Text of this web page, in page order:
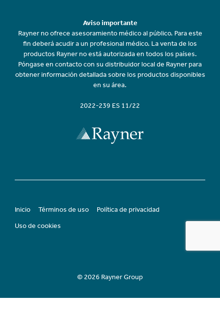
Aviso importante
Rayner no ofrece asesoramiento médico al público. Para este
fin deberá acudir a un profesional médico. La venta de los
productos Rayner no está autorizada en todos los países.
Póngase en contacto con su distribuidor local de Rayner para
obtener información detallada sobre los productos disponibles
en su área.
2022-239 ES 11/22
Inicio Términos de uso
Política de privacidad
Uso de cookies
© 2026 Rayner Group